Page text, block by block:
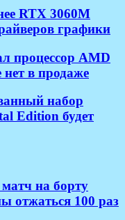
RTX 3060M
графики
процессор AMD
нет в продаже
набор
Edition будет
на борту
отжаться 100 раз